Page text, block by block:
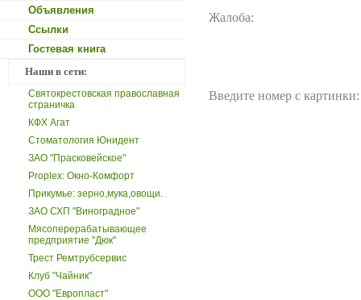
Объявления
Ссылки
Гостевая книга
Наши в сети:
Святокрестовская православная
страничка
КФХ Агат
Стоматология Юнидент
ЗАО "Прасковейское"
Proplex: Окно-Комфорт
Прикумье: зерно,мука,овощи.
ЗАО СХП "Виноградное"
Мясоперерабатывающее
предприятие "Дюк"
Трест Ремтрубсервис
Клуб "Чайник"
ООО "Европласт"
Жалоба:
Введите номер с картинки: